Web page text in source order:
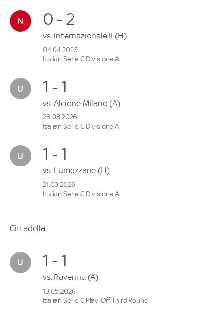
0 - 2
vs. Internazionale II (H)
04.04.2026
Italian Serie C Divisione A
1 - 1
vs. Alcione Milano (A)
28.03.2026
Italian Serie C Divisione A
1 - 1
vs. Lumezzane (H)
21.03.2026
Italian Serie C Divisione A
Cittadella
1 - 1
vs. Ravenna (A)
13.05.2026
Italian Serie C Play-Off Third Round